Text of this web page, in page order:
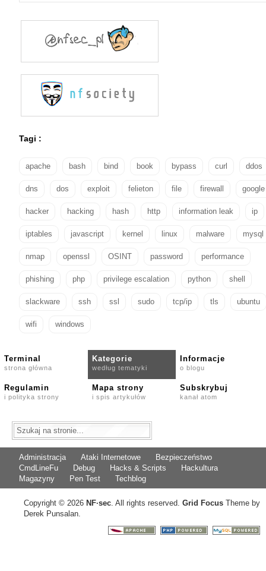
Tagi :
apache bash bind book bypass curl ddos
dns dos exploit felieton file firewall google
hacker hacking hash http information leak ip
iptables javascript kernel linux malware mysql
nmap openssl OSINT password performance
phishing php privilege escalation python shell
slackware ssh ssl sudo tcp/ip tls ubuntu
wifi windows
Terminal
strona główna
Kategorie
według tematyki
Informacje
o blogu
Regulamin
i polityka strony
Mapa strony
i spis artykułów
Subskrybuj
kanał atom
Administracja Ataki Internetowe
Bezpieczeństwo
CmdLineFu
Debug Hacks & Scripts
Hackultura
Magazyny
Pen Test Techblog
Copyright © 2026 NF·sec. All rights reserved. Grid Focus Theme by
Derek Punsalan.